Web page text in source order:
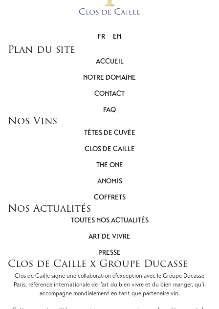
FR EN
Plan du site
ACCUEIL
NOTRE DOMAINE
CONTACT
FAQ
Nos Vins
TÊTES DE CUVÉE
CLOS DE CAILLE
THE ONE
ANOMIS
COFFRETS
Nos Actualités
TOUTES NOS ACTUALITÉS
ART DE VIVRE
PRESSE
Clos de Caille x Groupe Ducasse
Clos de Caille signe une collaboration d’exception avec le Groupe Ducasse
Paris, référence internationale de l’art du bien vivre et du bien manger, qu’il
accompagne mondialement en tant que partenaire vin.